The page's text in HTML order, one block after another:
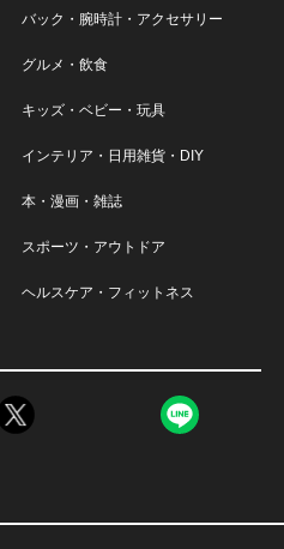
バック・腕時計・アクセサリー
グルメ・飲食
キッズ・ベビー・玩具
インテリア・日用雑貨・DIY
本・漫画・雑誌
スポーツ・アウトドア
ヘルスケア・フィットネス